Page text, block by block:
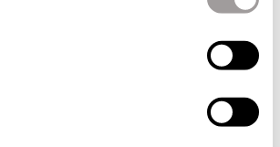
15, Marieberg
182 m²